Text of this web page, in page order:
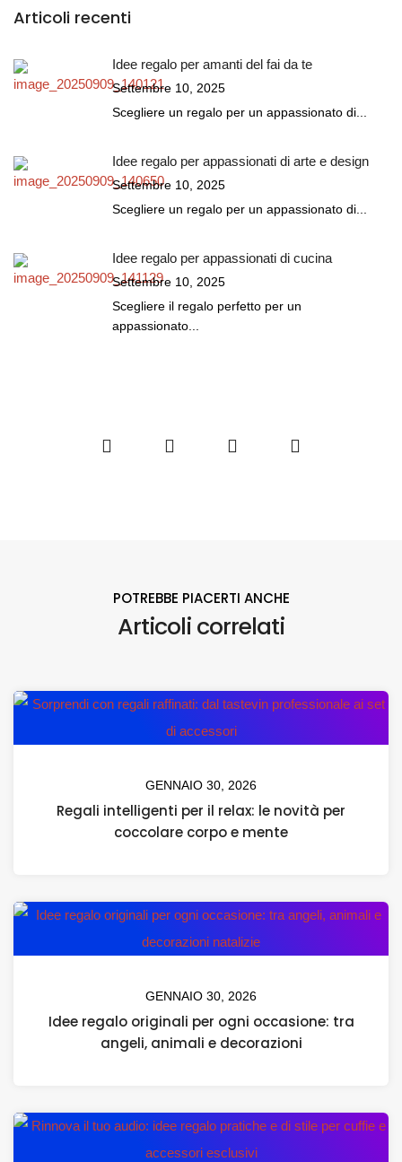
Articoli recenti
Idee regalo per amanti del fai da te
Settembre 10, 2025
Scegliere un regalo per un appassionato di...
Idee regalo per appassionati di arte e design
Settembre 10, 2025
Scegliere un regalo per un appassionato di...
Idee regalo per appassionati di cucina
Settembre 10, 2025
Scegliere il regalo perfetto per un
appassionato...
POTREBBE PIACERTI ANCHE
Articoli correlati
GENNAIO 30, 2026
Regali intelligenti per il relax: le novità per
coccolare corpo e mente
GENNAIO 30, 2026
Idee regalo originali per ogni occasione: tra
angeli, animali e decorazioni